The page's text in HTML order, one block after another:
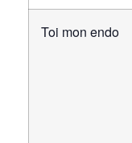
Toi mon endo